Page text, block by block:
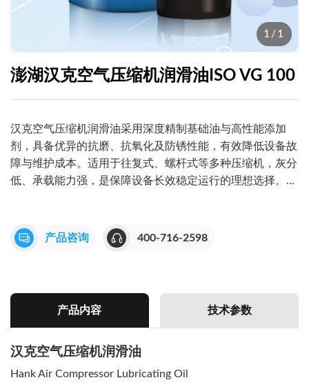
1 /1
澎湖汉克空气压缩机润滑油ISO VG 100
汉克空气压缩机润滑油采用深度精制基础油与高性能添加
剂，具备优异的抗磨、抗氧化及防锈性能，有效降低设备故
障与维护成本。适用于往复式、螺杆式等多种压缩机，灰分
低、承载能力强，是保障设备长效稳定运行的理想选择。...
产品咨询 400-716-2598
产品内容 技术参数
汉克空气压缩机润滑油
Hank Air Compressor Lubricating Oil